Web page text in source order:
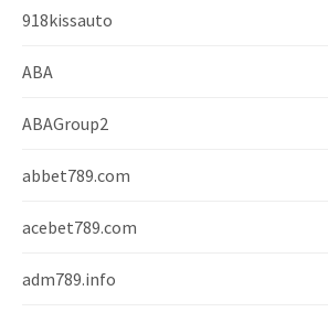
918kissauto
ABA
ABAGroup2
abbet789.com
acebet789.com
adm789.info